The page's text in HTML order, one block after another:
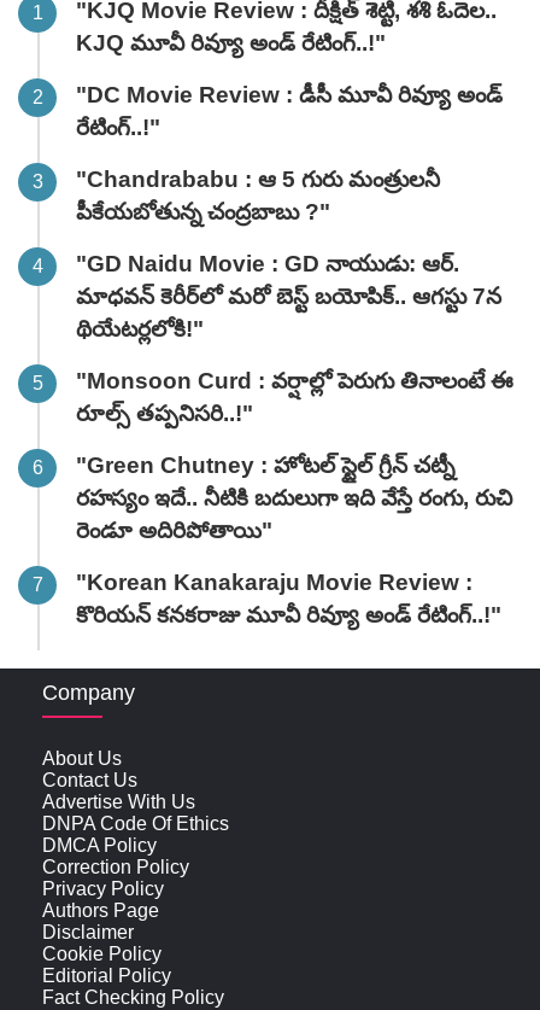
"KJQ Movie Review : దీక్షిత్ శెట్టి, శశి ఓదెల..
KJQ మూవీ రివ్యూ అండ్ రేటింగ్‌..!"
"DC Movie Review : డీసీ మూవీ రివ్యూ అండ్
రేటింగ్‌..!"
"Chandrababu : ఆ 5 గురు మంత్రులనీ
పీకేయబోతున్న చంద్రబాబు ?"
"GD Naidu Movie : GD నాయుడు: ఆర్.
మాధవన్‌ కెరీర్‌లో మరో బెస్ట్ బయోపిక్.. ఆగస్టు 7న
థియేటర్లలోకి!"
"Monsoon Curd : వర్షాల్లో పెరుగు తినాలంటే ఈ
రూల్స్ తప్పనిసరి..!"
"Green Chutney : హోటల్ స్టైల్ గ్రీన్ చట్నీ
రహస్యం ఇదే.. నీటికి బదులుగా ఇది వేస్తే రంగు, రుచి
రెండూ అదిరిపోతాయి"
"Korean Kanakaraju Movie Review :
కొరియన్ కనకరాజు మూవీ రివ్యూ అండ్ రేటింగ్‌..!"
Company
About Us
Contact Us
Advertise With Us
DNPA Code Of Ethics
DMCA Policy
Correction Policy
Privacy Policy
Authors Page
Disclaimer
Cookie Policy
Editorial Policy
Fact Checking Policy